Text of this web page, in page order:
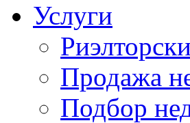
Услуги
Продажа
Подбор